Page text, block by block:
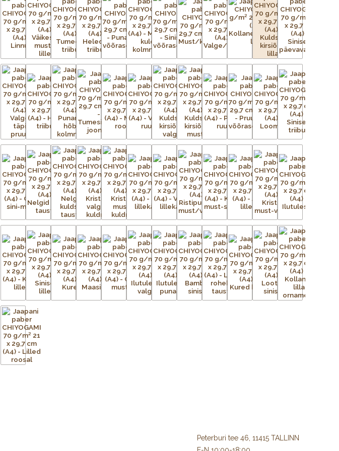
Iga Chiyogami lehe valmistamine on uskumatult töömahukas protsess. Esialgsest kujutisest
tuleb valmistada terve hulk mustriga trükivõrke, mis on terve paberilehe suurused, üks võrk
iga mustris nähtava värvi kohta.
Aluspaber liimitakse esmalt ajutiselt tasasele pinnale. Tänapäeval on kasutusel plast- ja
metallvõrgud. Metallraami peale pingutatud võrgule kantakse valgustundliku emulsiooni abil
trükitav kujutis. Trükivalmis raamid seadistatakse trükikarussellile – iga värv kantakse trükilauale
kinnitatud tootele eraldi. Soovitud kujutis on võrgus avatud, ülejäänud võrgu augud aga
kaetud. Värvi laialiajamiseks ja üleliigse värvi eemaldamiseks kasutatakse raaklit. Värv kuivab ja
kinnistub esemele kuivatustunnelis või lihtsalt õhu käes. Trükivärvid segatakse iga prindi jaoks
eritellimusel, nii et mõnikord ei ole värvid täpselt sellised nagu eelmisel partiil. Pärast värvi
pealekandmist paber kuivatatakse. Protsessi korratakse iga värvi puhul – kolm kuni 15 korda –
kuni mustrid on täielikult trükitud.
Peterburi tee 46, 11415 TALLINN